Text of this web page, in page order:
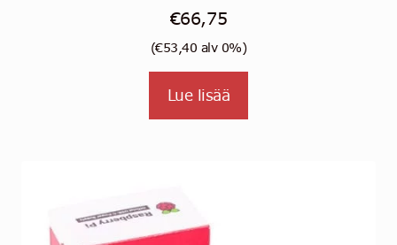
€66,75
(€53,40 alv 0%)
Lue lisää